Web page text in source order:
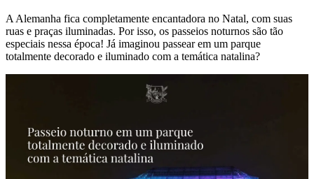
A Alemanha fica completamente encantadora no Natal, com suas
ruas e praças iluminadas. Por isso, os passeios noturnos são tão
especiais nessa época! Já imaginou passear em um parque
totalmente decorado e iluminado com a temática natalina?